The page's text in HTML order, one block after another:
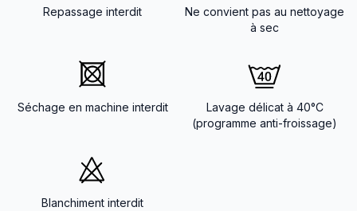
Repassage interdit
Ne convient pas au nettoyage
à sec
Séchage en machine interdit
Lavage délicat à 40°C
(programme anti-froissage)
Blanchiment interdit